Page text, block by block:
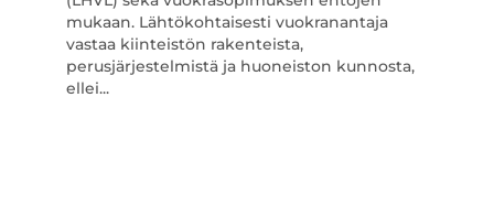
mukaan. Lähtökohtaisesti vuokranantaja
vastaa kiinteistön rakenteista,
perusjärjestelmistä ja huoneiston kunnosta,
ellei...